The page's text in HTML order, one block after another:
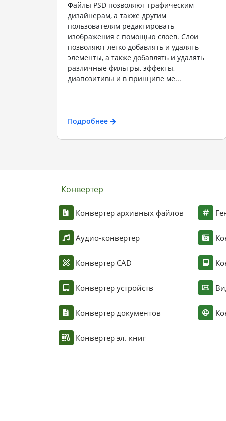
Файлы PSD позволяют графическим
дизайнерам, а также другим
пользователям редактировать
изображения с помощью слоев. Слои
позволяют легко добавлять и удалять
элементы, а также добавлять и удалять
различные фильтры, эффекты,
диапозитивы и в принципе ме...
Подробнее
Конвертер
Конвертер архивных файлов
Аудио-конвертер
Конвертер CAD
Конвертер устройств
Конвертер документов
Конвертер эл. книг